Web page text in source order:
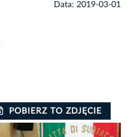
Data: 2019-03-01
POBIERZ TO ZDJĘCIE